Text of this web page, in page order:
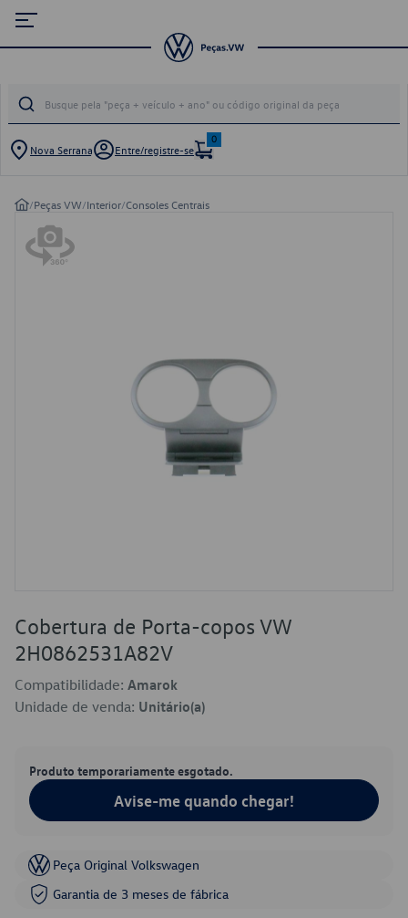
Nova Serrana Entre/registre-se
0
/Peças VW/Interior/Consoles Centrais
Cobertura de Porta-copos VW
2H0862531A82V
Compatibilidade: Amarok
Unidade de venda: Unitário(a)
Produto temporariamente esgotado.
Avise-me quando chegar!
Peça Original Volkswagen
Garantia de 3 meses de fábrica